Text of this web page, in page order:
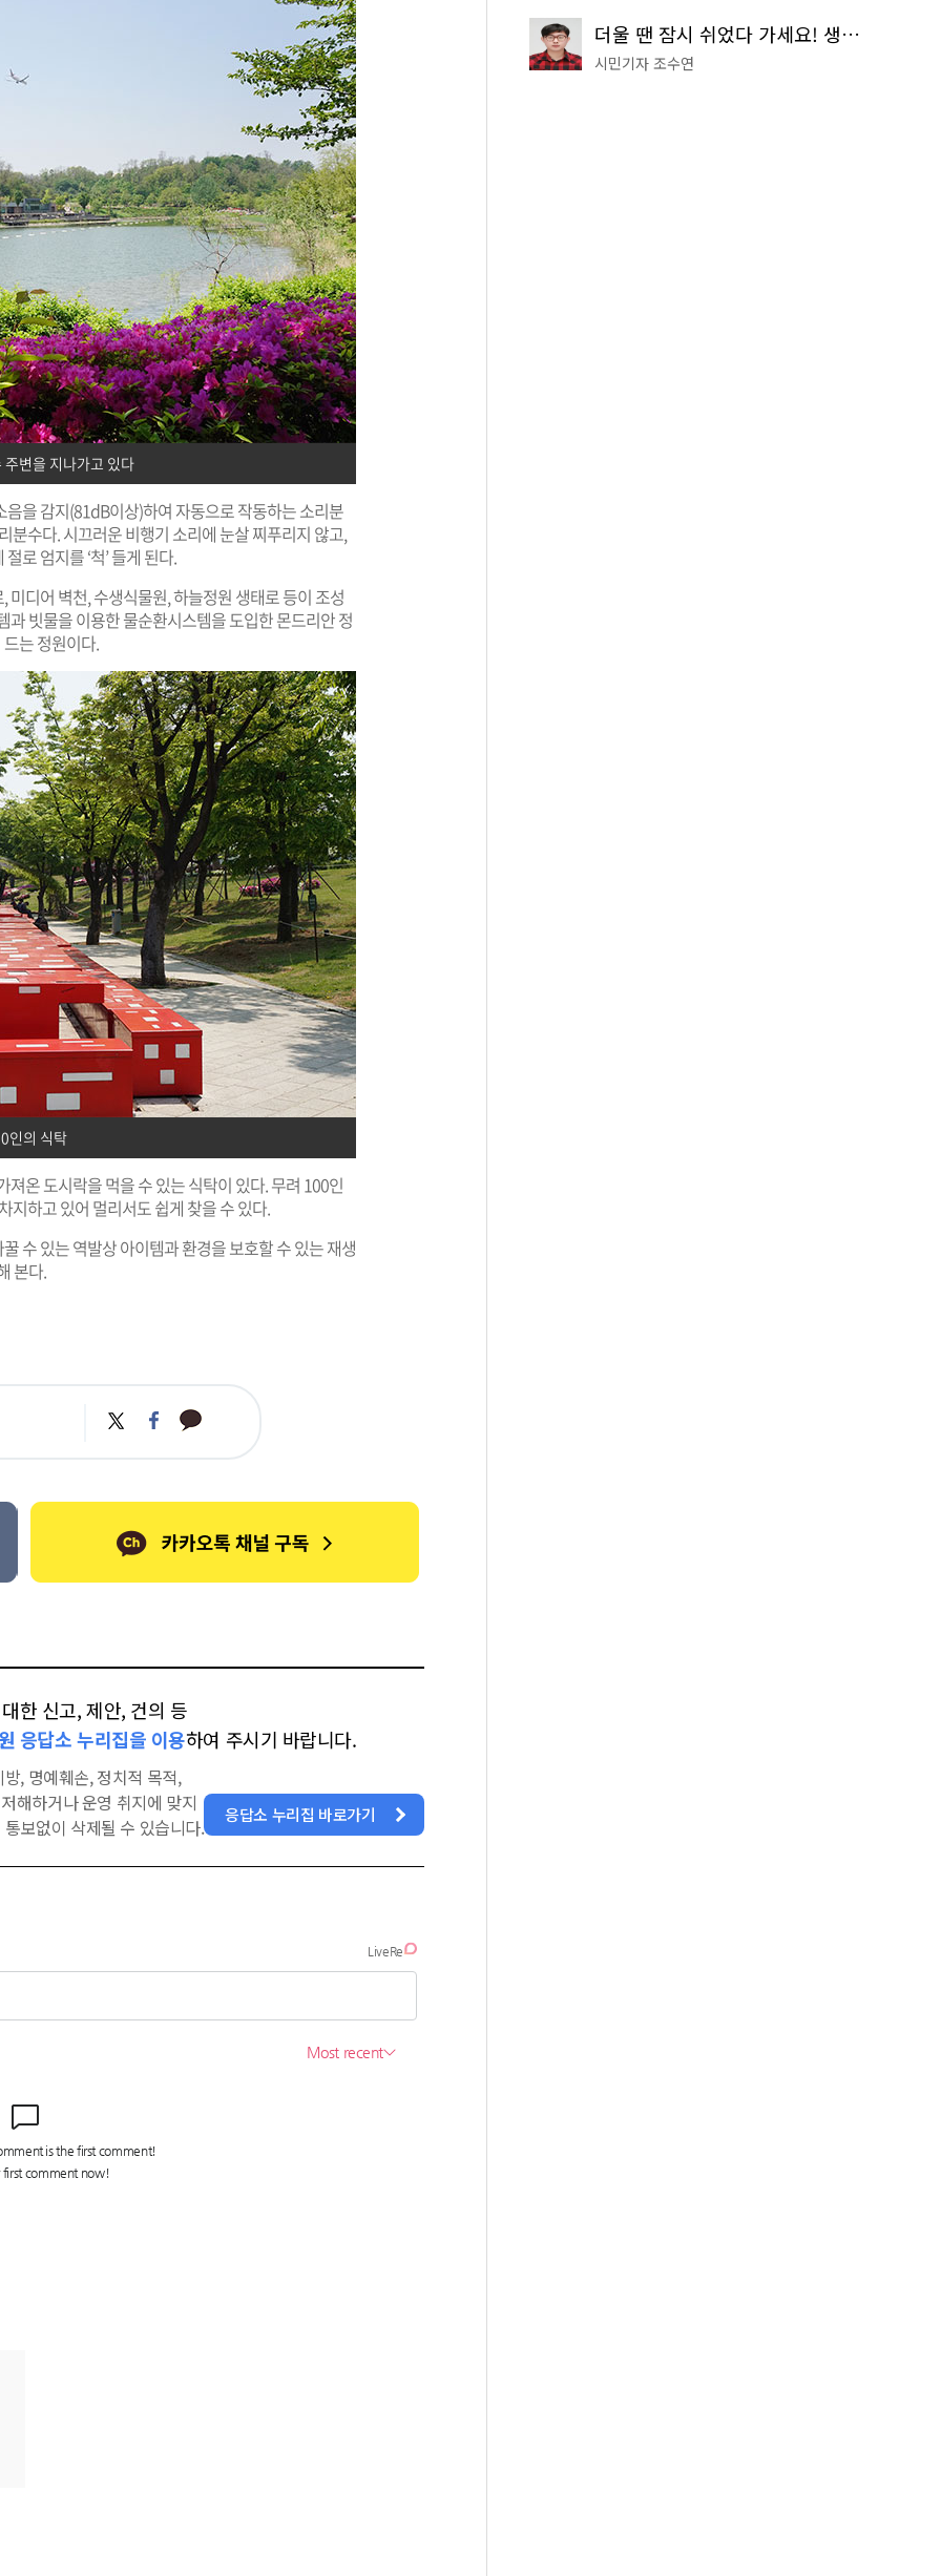
변을 지나가고 있다
을 감지(81dB이상)하여 자동으로 작동하는 소리분
분수다. 시끄러운 비행기 소리에 눈살 찌푸리지 않고,
로 엄지를 ‘척’ 들게 된다.
디어 벽천, 수생식물원, 하늘정원 생태로 등이 조성
빗물을 이용한 물순환시스템을 도입한 몬드리안 정
는 정원이다.
인의 식탁
온 도시락을 먹을 수 있는 식탁이 있다. 무려 100인
지하고 있어 멀리서도 쉽게 찾을 수 있다.
수 있는 역발상 아이템과 환경을 보호할 수 있는 재생
본다.
트
위
페
이
카
카
한 신고, 제안, 건의 등
응답소 누리집을 이용하여 주시기 바랍니다.
, 명예훼손, 정치적 목적,
해하거나 운영 취지에 맞지
보없이 삭제될 수 있습니다.
응답소 누리집 바로가기
더울 땐 잠시 쉬었다 가세요! 생수 냉장고부터 해피소·무더위쉼터까지
시민기자 조수연